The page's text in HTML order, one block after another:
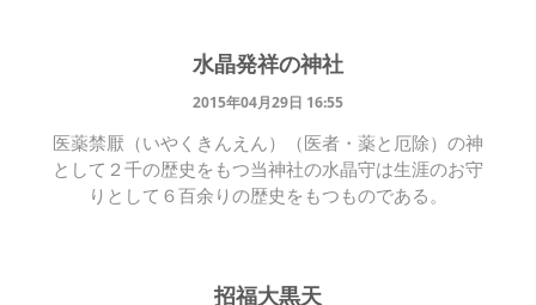
水晶発祥の神社
2015年04月29日 16:55
医薬禁厭（いやくきんえん）（医者・薬と厄除）の神
として２千の歴史をもつ当神社の水晶守は生涯のお守
りとして６百余りの歴史をもつものである。
招福大黒天